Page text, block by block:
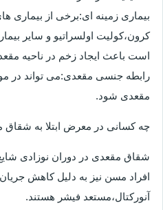
بیماری زمینه ای:برخی از بیماری
کرون،کولیت اولسراتیو و سایر
است باعث ایجاد زخم در ناحیه
رابطه جنسی مقعدی:می تواند در
مقعدی شود.
چه کسانی در معرض ابتلا به شقاق
شقاق مقعدی در دوران نوزادی
افراد مسن نیز به دلیل کاهش
آنورکتال،مستعد فیشر هستند.